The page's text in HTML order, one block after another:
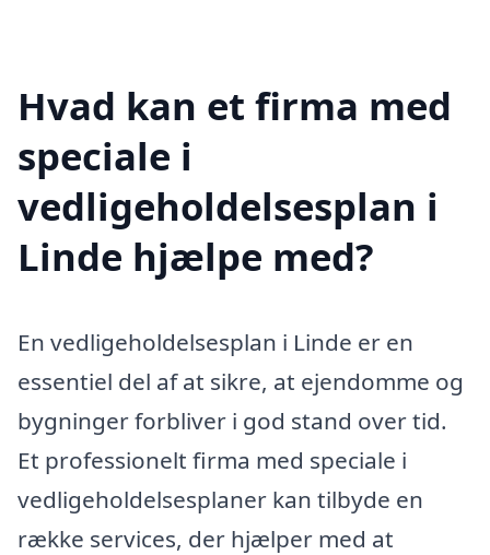
Hvad kan et firma med
speciale i
vedligeholdelsesplan i
Linde hjælpe med?
En vedligeholdelsesplan i Linde er en
essentiel del af at sikre, at ejendomme og
bygninger forbliver i god stand over tid.
Et professionelt firma med speciale i
vedligeholdelsesplaner kan tilbyde en
række services, der hjælper med at